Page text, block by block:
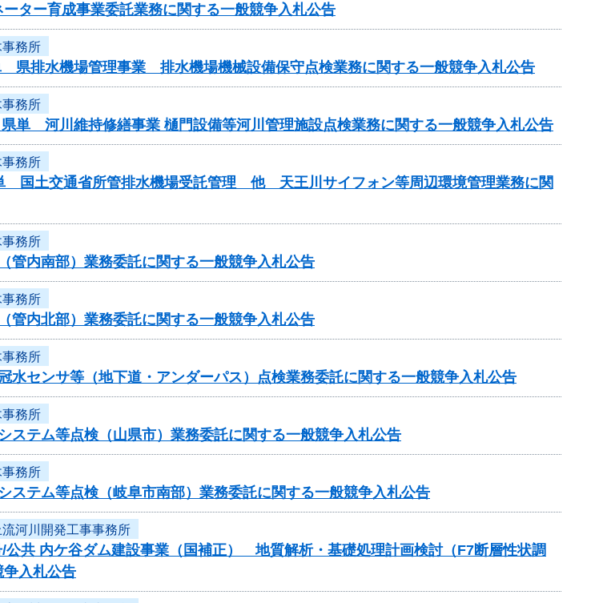
ター育成事業委託業務に関する一般競争入札公告
務所
排水機場管理事業 排水機場機械設備保守点検業務に関する一般競争入札公告
務所
単 河川維持修繕事業 樋門設備等河川管理施設点検業務に関する一般競争入札公告
務所
国土交通省所管排水機場受託管理 他 天王川サイフォン等周辺環境管理業務に関
務所
管内南部）業務委託に関する一般競争入札公告
務所
管内北部）業務委託に関する一般競争入札公告
務所
水センサ等（地下道・アンダーパス）点検業務委託に関する一般競争入札公告
務所
ステム等点検（山県市）業務委託に関する一般競争入札公告
務所
ステム等点検（岐阜市南部）業務委託に関する一般競争入札公告
河川開発工事事務所
/公共 内ケ谷ダム建設事業（国補正） 地質解析・基礎処理計画検討（F7断層性状調
入札公告